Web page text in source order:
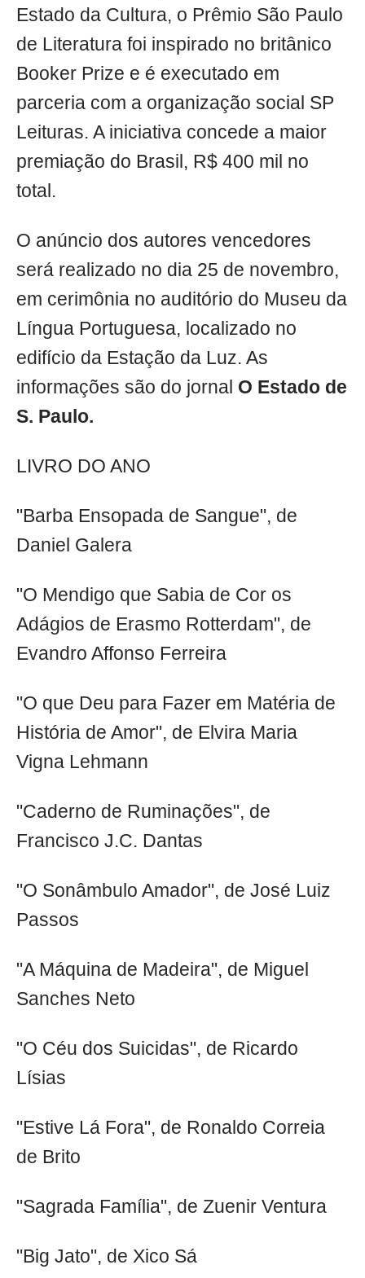
Estado da Cultura, o Prêmio São Paulo
de Literatura foi inspirado no britânico
Booker Prize e é executado em
parceria com a organização social SP
Leituras. A iniciativa concede a maior
premiação do Brasil, R$ 400 mil no
total.
O anúncio dos autores vencedores
será realizado no dia 25 de novembro,
em cerimônia no auditório do Museu da
Língua Portuguesa, localizado no
edifício da Estação da Luz. As
informações são do jornal O Estado de
S. Paulo.
LIVRO DO ANO
"Barba Ensopada de Sangue", de
Daniel Galera
"O Mendigo que Sabia de Cor os
Adágios de Erasmo Rotterdam", de
Evandro Affonso Ferreira
"O que Deu para Fazer em Matéria de
História de Amor", de Elvira Maria
Vigna Lehmann
"Caderno de Ruminações", de
Francisco J.C. Dantas
"O Sonâmbulo Amador", de José Luiz
Passos
"A Máquina de Madeira", de Miguel
Sanches Neto
"O Céu dos Suicidas", de Ricardo
Lísias
"Estive Lá Fora", de Ronaldo Correia
de Brito
"Sagrada Família", de Zuenir Ventura
"Big Jato", de Xico Sá